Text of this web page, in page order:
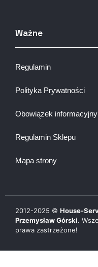
Ważne
Regulamin
Polityka Prywatności
Obowiązek
Regulamin Sklepu
Mapa strony
2012-2025 © House-
Przemysław Górski.
prawa zastrzeżone!